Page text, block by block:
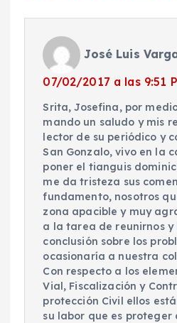
José Luis
07/02/2017 a las 9:51
Srita, Josefina, por
mando un saludo y mis
lector de su periódico y
San Gonzalo, vivo en la
poner el tianguis
me da tristeza sus
fundamento, nosotros
zona apacible y muy
a la tarea de reunirnos
conclusión sobre los
ocasionaría a nuestra
Con respecto a los
Vial, Fiscalización y
protección Civil ellos
su labor que es proteger